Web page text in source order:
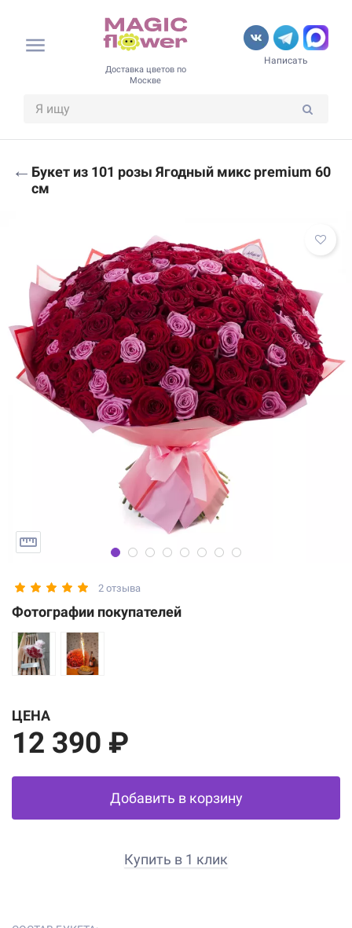
Доставка цветов по
Москве
Написать
← Букет из 101 розы Ягодный микс premium 60
см
2 отзыва
Фотографии покупателей
ЦЕНА
12 390 ₽
Добавить в корзину
Купить в 1 клик